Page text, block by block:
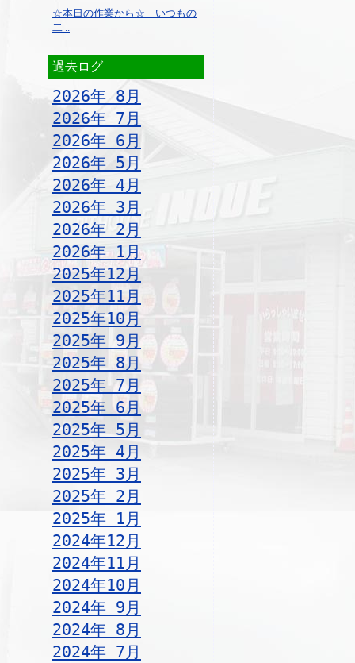
☆本日の作業から☆ いつもの
二 ..
過去ログ
2026年 8月
2026年 7月
2026年 6月
2026年 5月
2026年 4月
2026年 3月
2026年 2月
2026年 1月
2025年12月
2025年11月
2025年10月
2025年 9月
2025年 8月
2025年 7月
2025年 6月
2025年 5月
2025年 4月
2025年 3月
2025年 2月
2025年 1月
2024年12月
2024年11月
2024年10月
2024年 9月
2024年 8月
2024年 7月